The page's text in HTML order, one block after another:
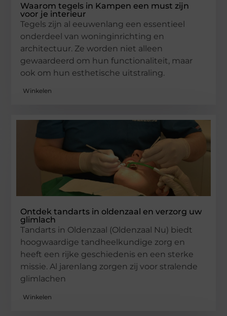
Waarom tegels in Kampen een must zijn
voor je interieur
Tegels zijn al eeuwenlang een essentieel
onderdeel van woninginrichting en
architectuur. Ze worden niet alleen
gewaardeerd om hun functionaliteit, maar
ook om hun esthetische uitstraling.
Winkelen
Ontdek tandarts in oldenzaal en verzorg uw
glimlach
Tandarts in Oldenzaal (Oldenzaal Nu) biedt
hoogwaardige tandheelkundige zorg en
heeft een rijke geschiedenis en een sterke
missie. Al jarenlang zorgen zij voor stralende
glimlachen
Winkelen